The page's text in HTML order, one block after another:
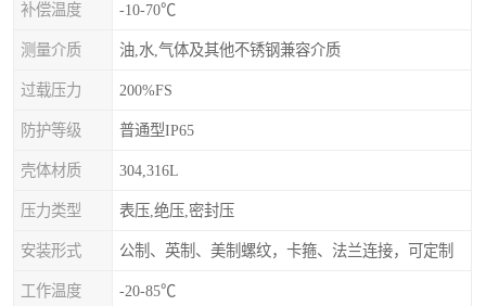
补偿温度 -10-70℃
测量介质 油,水,气体及其他不锈钢兼容介质
过载压力 200%FS
防护等级 普通型IP65
壳体材质 304,316L
压力类型 表压,绝压,密封压
安装形式 公制、英制、美制螺纹，卡箍、法兰连接，可定制
工作温度 -20-85℃